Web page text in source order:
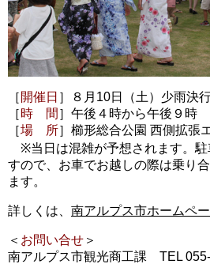
［ 開催日 ］８月10日（土）少雨決
［時 間 ］午後４時から午後９時
［場 所］櫛形総合公園 西側拡張
※当日は混雑が予想されます。駐
すので、お車でお越しの際は乗り
ます。
詳しくは、 南アルプス市ホームペ
＜ お問い合せ ＞
南アルプス市観光商工課 TEL